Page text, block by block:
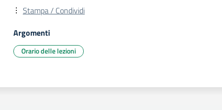
Stampa / Condividi
Argomenti
Orario delle lezioni